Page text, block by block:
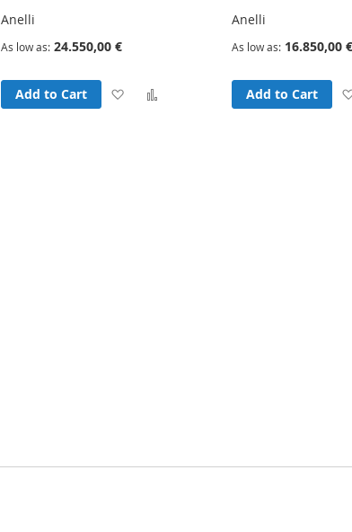
Anelli
As low as 24.550,00 €
Add to Cart
Add
Anelli
As low as 16.850,00 €
Add to Cart